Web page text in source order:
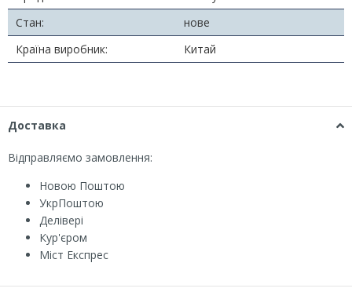
Стан:
нове
Країна виробник:
Китай
Доставка
Відправляємо замовлення:
Новою Поштою
УкрПоштою
Делівері
Кур'єром
Міст Експрес